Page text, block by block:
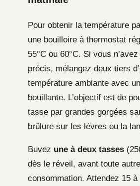
Pour obtenir la température
une bouilloire à thermostat
55°C ou 60°C. Si vous
précis, mélangez deux tiers
température ambiante avec
bouillante. L’objectif est de
tasse par grandes gorgées
brûlure sur les lèvres ou la
Buvez une à deux tasses
dès le réveil, avant toute autre
consommation. Attendez 15 à